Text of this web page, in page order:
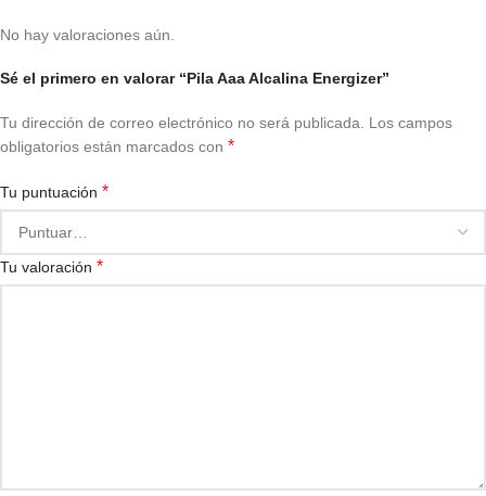
No hay valoraciones aún.
Sé el primero en valorar “Pila Aaa Alcalina Energizer”
Tu dirección de correo electrónico no será publicada. Los campos
obligatorios están marcados con *
Tu puntuación *
Tu valoración *